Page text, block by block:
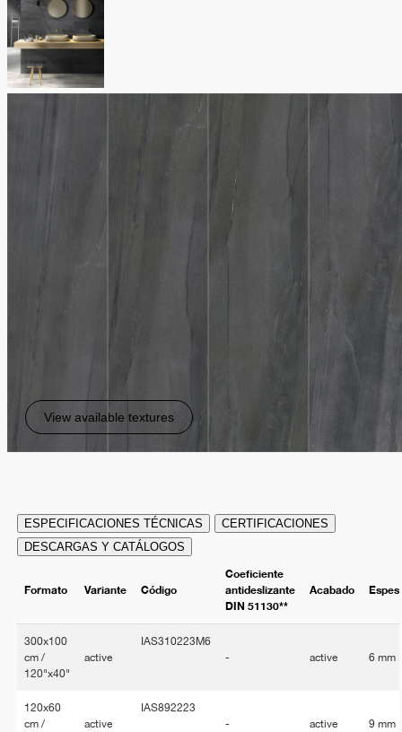
View available textures
ESPECIFICACIONES TÉCNICAS
CERTIFICACIONES
DESCARGAS Y CATÁLOGOS
Formato Variante Código
Coeficiente
antideslizante
DIN 51130**
Acabado
300x100
cm /
120"x40"
active
IAS310223M6
-
active 6 mm
120x60
cm /
active
IAS892223
-
active 9 mm